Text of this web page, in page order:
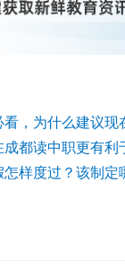
看，为什么建议现
成都读中职更有利
怎样度过？该制定